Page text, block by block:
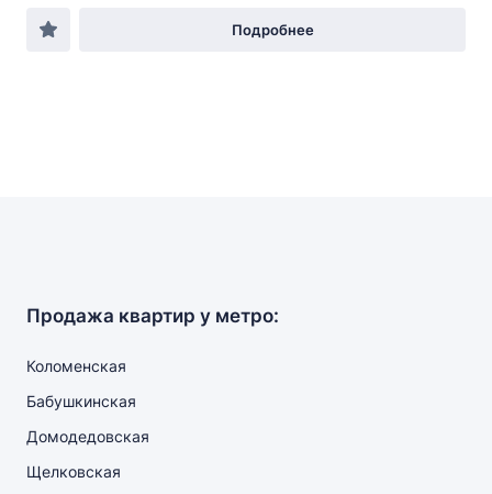
Подробнее
Продажа квартир у метро:
Коломенская
Бабушкинская
Домодедовская
Щелковская